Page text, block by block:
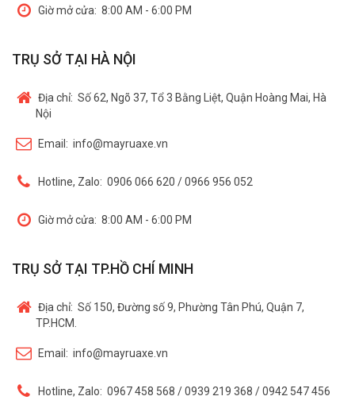
Giờ mở cửa: 8:00 AM - 6:00 PM
TRỤ SỞ TẠI HÀ NỘI
Địa chỉ: Số 62, Ngõ 37, Tổ 3 Bằng Liệt, Quận Hoàng Mai, Hà
Nội
Email: info@mayruaxe.vn
Hotline, Zalo: 0906 066 620 / 0966 956 052
Giờ mở cửa: 8:00 AM - 6:00 PM
TRỤ SỞ TẠI TP.HỒ CHÍ MINH
Địa chỉ: Số 150, Đường số 9, Phường Tân Phú, Quận 7,
TP.HCM.
Email: info@mayruaxe.vn
Hotline, Zalo: 0967 458 568 / 0939 219 368 / 0942 547 456